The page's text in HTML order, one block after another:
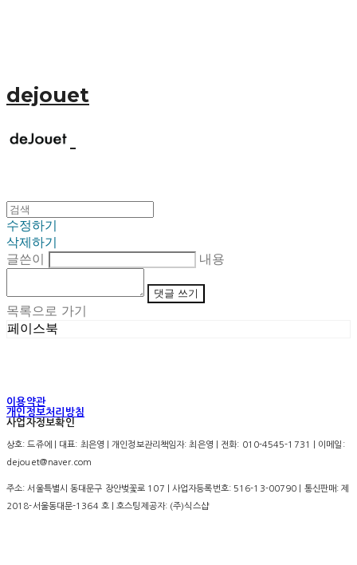
dejouet
수정하기
삭제하기
글쓴이
내용
댓글 쓰기
목록으로 가기
페이스북
이용약관
개인정보처리방침
사업자정보확인
상호: 드쥬에 | 대표: 최은영 | 개인정보관리책임자: 최은영 | 전화: 010-4545-1731 | 이메일:
dejouet@naver.com
주소: 서울특별시 동대문구 장안벚꽃로 107 | 사업자등록번호: 516-13-00790 | 통신판매:제
2018-서울동대문-1364 호| 호스팅제공자: (주)식스샵